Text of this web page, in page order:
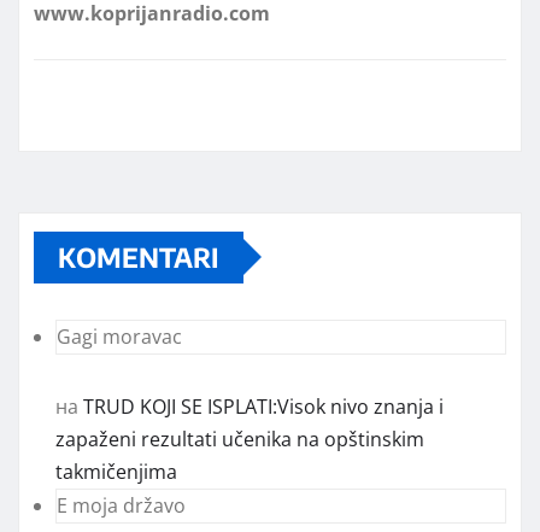
KOMENTARI
Gagi moravac
на TRUD KOJI SE ISPLATI:Visok nivo znanja i
zapaženi rezultati učenika na opštinskim
takmičenjima
E moja državo